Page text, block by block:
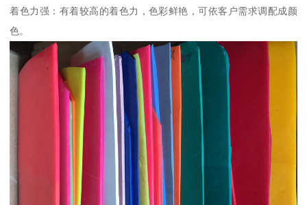
着色力强：有着较高的着色力，色彩鲜艳，可依客户需求调配成颜
色。